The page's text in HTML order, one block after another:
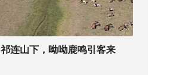
祁连山下，呦呦鹿鸣引客来